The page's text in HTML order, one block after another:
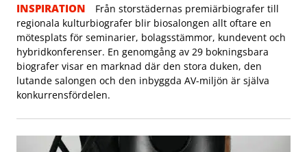
INSPIRATION
Från storstädernas premiärbiografer till
regionala kulturbiografer blir biosalongen allt oftare en
mötesplats för seminarier, bolagsstämmor, kundevent och
hybridkonferenser. En genomgång av 29 bokningsbara
biografer visar en marknad där den stora duken, den
lutande salongen och den inbyggda AV-miljön är själva
konkurrensfördelen.